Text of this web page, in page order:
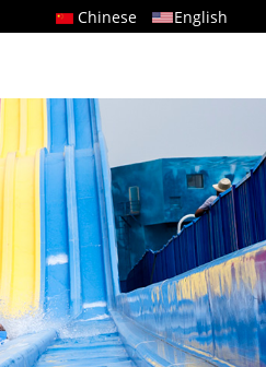
Chinese English